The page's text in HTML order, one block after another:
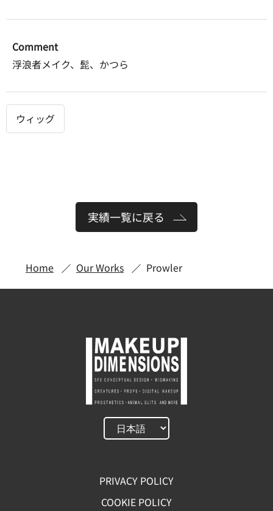
Comment
浮浪者メイク、髭、かつら
ウィッグ
実績一覧に戻る
Home Our Works Prowler
PRIVACY POLICY
COOKIE POLICY